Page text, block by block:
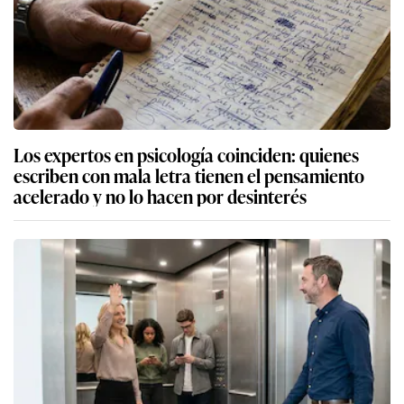
Los expertos en psicología coinciden: quienes
escriben con mala letra tienen el pensamiento
acelerado y no lo hacen por desinterés